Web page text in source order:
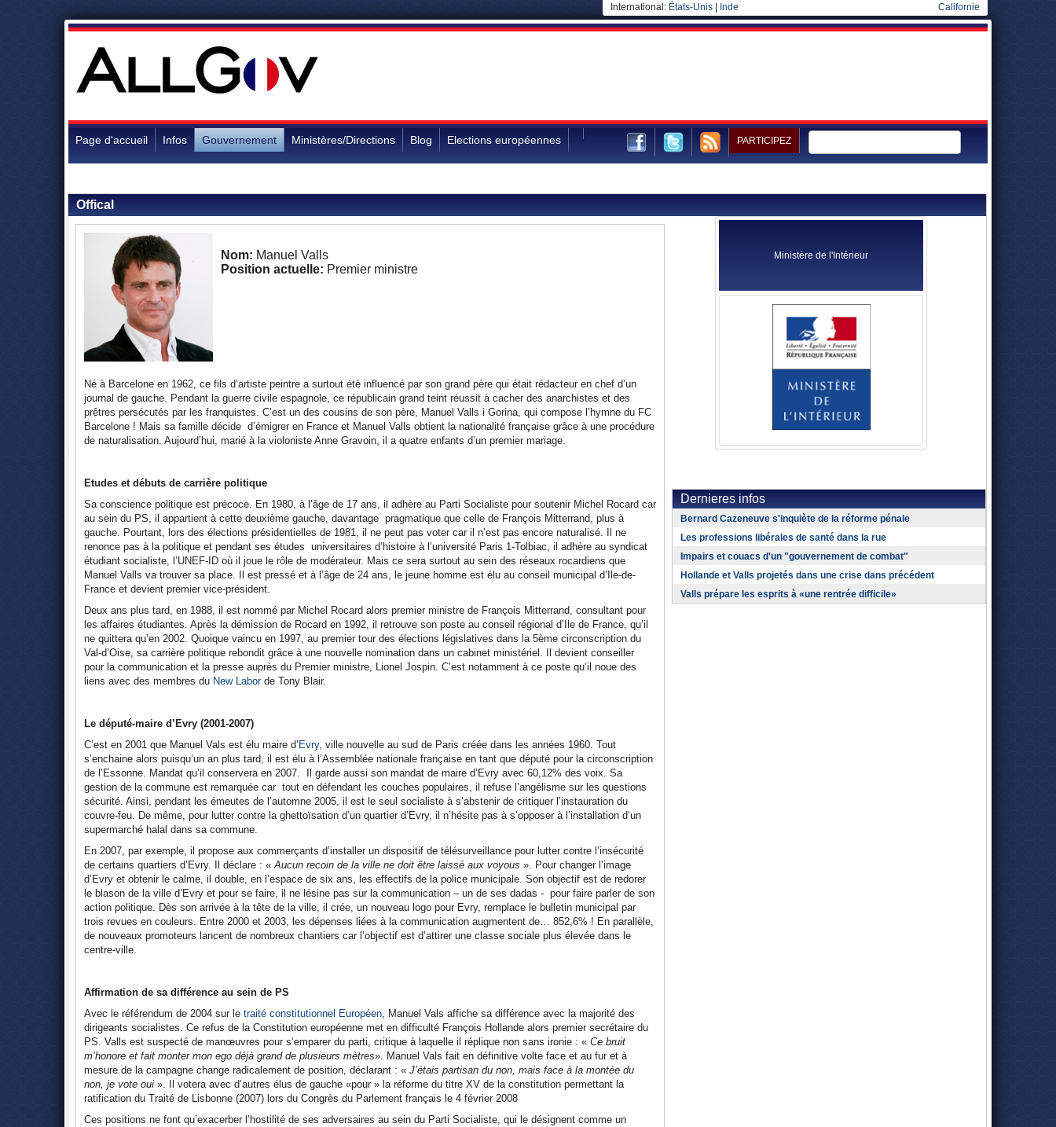
International: États-Unis Inde Californie
Page d'accueil Infos Gouvernement Ministères/Directions Blog Elections européennes PARTICIPEZ
Offical
Nom: Manuel Valls
Position actuelle: Premier ministre
Né à Barcelone en 1962, ce fils d’artiste peintre a surtout été influencé par son grand père qui était rédacteur en chef d’un
journal de gauche. Pendant la guerre civile espagnole, ce républicain grand teint réussit à cacher des anarchistes et des
prêtres persécutés par les franquistes. C’est un des cousins de son père, Manuel Valls i Gorina, qui compose l’hymne du FC
Barcelone ! Mais sa famille décide d’émigrer en France et Manuel Valls obtient la nationalité française grâce à une procédure
de naturalisation. Aujourd’hui, marié à la violoniste Anne Gravoin, il a quatre enfants d’un premier mariage.
Etudes et débuts de carrière politique
Sa conscience politique est précoce. En 1980, à l’âge de 17 ans, il adhère au Parti Socialiste pour soutenir Michel Rocard car
au sein du PS, il appartient à cette deuxième gauche, davantage pragmatique que celle de François Mitterrand, plus à
gauche. Pourtant, lors des élections présidentielles de 1981, il ne peut pas voter car il n’est pas encore naturalisé. Il ne
renonce pas à la politique et pendant ses études universitaires d’histoire à l’université Paris 1-Tolbiac, il adhère au syndicat
étudiant socialiste, l’UNEF-ID où il joue le rôle de modérateur. Mais ce sera surtout au sein des réseaux rocardiens que
Manuel Valls va trouver sa place. Il est pressé et à l’âge de 24 ans, le jeune homme est élu au conseil municipal d’Ile-de-
France et devient premier vice-président.
Deux ans plus tard, en 1988, il est nommé par Michel Rocard alors premier ministre de François Mitterrand, consultant pour
les affaires étudiantes. Après la démission de Rocard en 1992, il retrouve son poste au conseil régional d’Ile de France, qu’il
ne quittera qu’en 2002. Quoique vaincu en 1997, au premier tour des élections législatives dans la 5ème circonscription du
Val-d’Oise, sa carrière politique rebondit grâce à une nouvelle nomination dans un cabinet ministériel. Il devient conseiller
pour la communication et la presse auprès du Premier ministre, Lionel Jospin. C’est notamment à ce poste qu’il noue des
liens avec des membres du New Laborde Tony Blair.
Le député-maire d’Evry (2001-2007)
C’est en 2001 que Manuel Vals est élu maire d’ Evry, ville nouvelle au sud de Paris créée dans les années 1960. Tout
s’enchaine alors puisqu’un an plus tard, il est élu à l’Assemblée nationale française en tant que député pour la circonscription
de l’Essonne. Mandat qu’il conservera en 2007. Il garde aussi son mandat de maire d’Evry avec 60,12% des voix. Sa
gestion de la commune est remarquée car tout en défendant les couches populaires, il refuse l’angélisme sur les questions
sécurité. Ainsi, pendant les émeutes de l’automne 2005, il est le seul socialiste à s’abstenir de critiquer l’instauration du
couvre-feu. De même, pour lutter contre la ghettoïsation d’un quartier d’Evry, il n’hésite pas à s’opposer à l’installation d’un
supermarché halal dans sa commune.
En 2007, par exemple, il propose aux commerçants d’installer un dispositif de télésurveillance pour lutter contre l’insécurité
de certains quartiers d’Evry. Il déclare : «Aucun recoin de la ville ne doit être laissé aux voyous ». Pour changer l’image
d’Evry et obtenir le calme, il double, en l’espace de six ans, les effectifs de la police municipale. Son objectif est de redorer
le blason de la ville d’Evry et pour se faire, il ne lésine pas sur la communication – un de ses dadas - pour faire parler de son
action politique. Dès son arrivée à la tête de la ville, il crée, un nouveau logo pour Evry, remplace le bulletin municipal par
trois revues en couleurs. Entre 2000 et 2003, les dépenses liées à la communication augmentent de… 852,6% ! En parallèle,
de nouveaux promoteurs lancent de nombreux chantiers car l’objectif est d’attirer une classe sociale plus élevée dans le
centre-ville.
Affirmation de sa différence au sein de PS
Avec le référendum de 2004 sur le traité constitutionnel Européen, Manuel Vals affiche sa différence avec la majorité des
dirigeants socialistes. Ce refus de la Constitution européenne met en difficulté François Hollande alors premier secrétaire du
PS. Valls est suspecté de manœuvres pour s’emparer du parti, critique à laquelle il réplique non sans ironie : « Ce bruit
m’honore et fait monter mon ego déjà grand de plusieurs mètres». Manuel Vals fait en définitive volte face et au fur et à
mesure de la campagne change radicalement de position, déclarant : « J’étais partisan du non, mais face à la montée du
non, je vote oui ». Il votera avec d’autres élus de gauche «pour » la réforme du titre XV de la constitution permettant la
ratification du Traité de Lisbonne (2007) lors du Congrès du Parlement français le 4 février 2008
Ces positions ne font qu’exacerber l’hostilité de ses adversaires au sein du Parti Socialiste, qui le désignent comme un
Ministère de l'Intérieur
Dernieres infos
Bernard Cazeneuve s'inquiète de la réforme pénale
Les professions libérales de santé dans la rue
Impairs et couacs d'un "gouvernement de combat"
Hollande et Valls projetés dans une crise dans précédent
Valls prépare les esprits à «une rentrée difficile»